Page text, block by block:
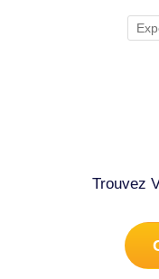
Trouvez